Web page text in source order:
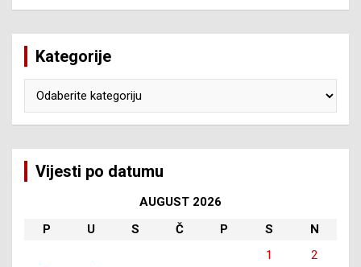
Kategorije
Vijesti po datumu
AUGUST 2026
P
U S Č P S
N
1
2